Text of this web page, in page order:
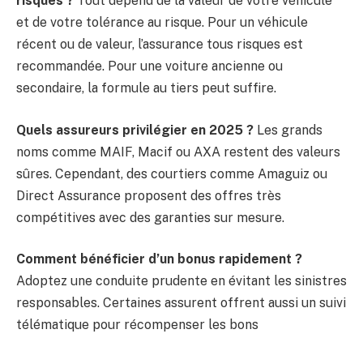
et de votre tolérance au risque. Pour un véhicule
récent ou de valeur, l’assurance tous risques est
recommandée. Pour une voiture ancienne ou
secondaire, la formule au tiers peut suffire.
Quels assureurs privilégier en 2025 ? Les grands
noms comme MAIF, Macif ou AXA restent des valeurs
sûres. Cependant, des courtiers comme Amaguiz ou
Direct Assurance proposent des offres très
compétitives avec des garanties sur mesure.
Comment bénéficier d’un bonus rapidement ?
Adoptez une conduite prudente en évitant les sinistres
responsables. Certaines assurent offrent aussi un suivi
télématique pour récompenser les bons